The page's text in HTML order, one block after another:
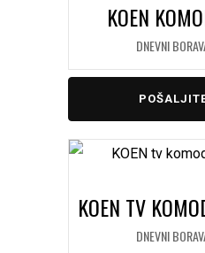
KOEN
DNEVNI
KOEN TV
DNEVNI